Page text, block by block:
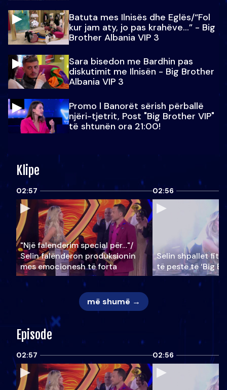
Batuta mes Ilnisës dhe Eglës/“Fol
kur jam aty, jo pas krahëve…” - Big
Brother Albania VIP 3
Sara bisedon me Bardhin pas
diskutimit me Ilnisën - Big Brother
Albania VIP 3
Promo l Banorët sërish përballë
njëri-tjetrit, Post "Big Brother VIP"
të shtunën ora 21:00!
Klipe
02:57
"Një falenderim special për…"/
Selin falënderon produksionin
mes emocionesh të forta
02:56
Selin shpallet
të pestë të ‘Big
më shumë →
Episode
02:57 02:56